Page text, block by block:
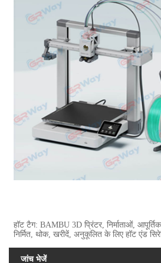
हॉट टैग: BAMBU 3D प्रिंटर, निर्माताओं,
निर्मित, थोक, खरीदें, अनुकूलित के लिए हॉट एंड
जांच भेजें